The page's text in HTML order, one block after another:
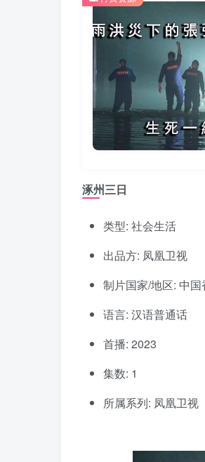
涿州三日
类型: 社会生活
出品方: 凤凰卫视
制片国家/地区: 中国
语言: 汉语普通话
首播: 2023
集数: 1
所属系列: 凤凰卫视